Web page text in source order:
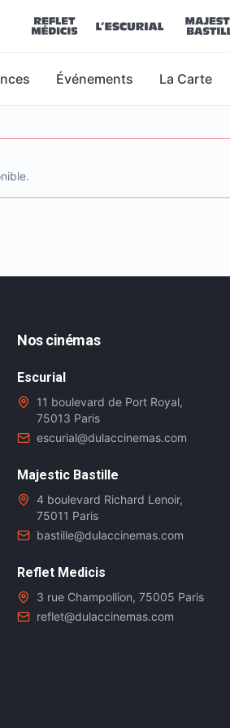
Événements La Carte
Nos cinémas
Escurial
11 boulevard de Port Royal,
75013 Paris
escurial@dulaccinemas.com
Majestic Bastille
4 boulevard Richard Lenoir,
75011 Paris
bastille@dulaccinemas.com
Reflet Medicis
3 rue Champollion, 75005 Paris
reflet@dulaccinemas.com